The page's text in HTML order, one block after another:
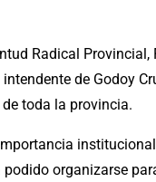
Radical
de Godoy
toda la provincia.
organizarse